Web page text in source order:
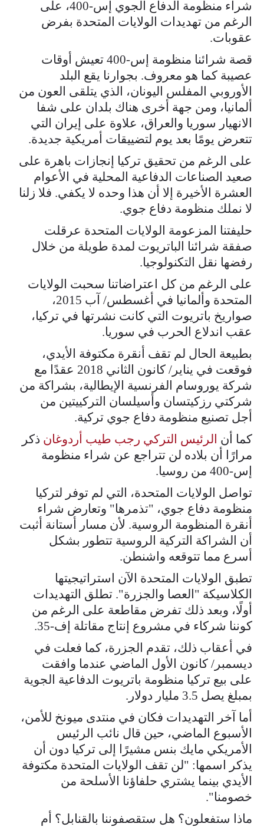
شراء منظومة الدفاع الجوي إس-400، على
الرغم من تهديدات الولايات المتحدة بفرض
عقوبات.
قصة شرائنا منظومة إس-400 تعيش أوقات
عصيبة كما هو معروف. بجوارنا يقع البلد
الأوروبي المفلس اليونان، الذي يتلقى العون من
ألمانيا، ومن جهة أخرى هناك بلدان على شفا
الانهيار سوريا والعراق، علاوة على إيران التي
تتعرض يومًا بعد يوم لتضييقات أمريكية جديدة.
على الرغم من تحقيق تركيا إنجازات باهرة على
صعيد الصناعات الدفاعية المحلية في الأعوام
العشرة الأخيرة إلا أن هذا وحده لا يكفي. فلا زلنا
لا نملك منظومة دفاع جوي.
حليفتنا المزعومة الولايات المتحدة عرقلت
صفقة شرائنا الباتريوت لمدة طويلة من خلال
رفضها نقل التكنولوجيا.
على الرغم من كل اعتراضاتنا سحبت الولايات
المتحدة وألمانيا في أغسطس/ آب 2015،
صواريخ باتريوت التي كانت نشرتها في تركيا،
عقب اندلاع الحرب في سوريا.
بطبيعة الحال لم تقف أنقرة مكتوفة الأيدي،
فوقعت في يناير/ كانون الثاني 2018 عقدًا مع
شركة يوروسام الفرنسية الإيطالية، بشراكة من
شركتي رزكيتسان وأسيلسان التركييتين من
أجل تصنيع منظومة دفاع جوي تركية.
كما أن الرئيس التركي رجب طيب أردوغان ذكر
مرارًا أن بلاده لن تتراجع عن شراء منظومة
إس-400 من روسيا.
تواصل الولايات المتحدة، التي لم توفر لتركيا
منظومة دفاع جوي، "تذمرها" وتعارض شراء
أنقرة المنظومة الروسية. لأن مسار أستانة أثبت
أن الشراكة التركية الروسية تتطور بشكل
أسرع مما تتوقعه واشنطن.
تطبق الولايات المتحدة الآن استراتيجيتها
الكلاسيكة "العصا والجزرة". تطلق التهديدات
أولًا، وبعد ذلك تفرض مقاطعة على الرغم من
كوننا شركاء في مشروع إنتاج مقاتلة إف-35.
في أعقاب ذلك، تقدم الجزرة، كما فعلت في
ديسمبر/ كانون الأول الماضي عندما وافقت
على بيع تركيا منظومة باتريوت الدفاعية الجوية
بمبلغ يصل 3.5 مليار دولار.
أما آخر التهديدات فكان في منتدى ميونخ للأمن،
الأسبوع الماضي، حين قال نائب الرئيس
الأمريكي مايك بنس مشيرًا إلى تركيا دون أن
يذكر اسمها: "لن تقف الولايات المتحدة مكتوفة
الأيدي بينما يشتري حلفاؤنا الأسلحة من
خصومنا".
ماذا ستفعلون؟ هل ستقصفوننا بالقنابل؟ أم